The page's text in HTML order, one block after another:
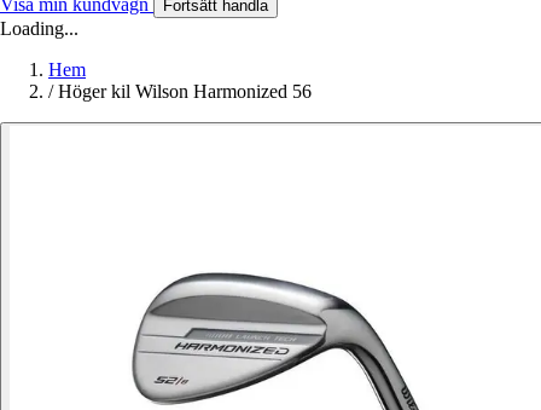
Fortsätt handla
Loading...
Hem
/ Höger kil Wilson Harmonized 56